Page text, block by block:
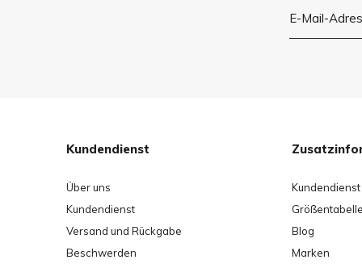
Kundendienst
Über uns
Kundendienst
Versand und Rückgabe
Beschwerden
Kundendienst
Größentabelle
Blog
Marken